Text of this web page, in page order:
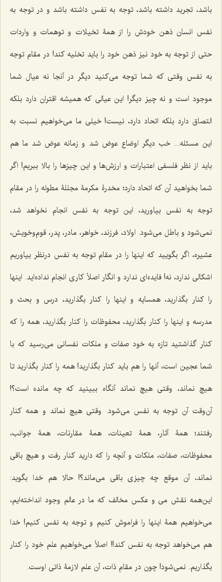
باشد، تجرید داشته باشد، توجه به نفس داشته باشد و در توجه به
نفس انسان ذهن خودش را از همۀ تخیلات و توهمات و واردات
حتی از توجه به خود نیز ذهن خود را باید تخلیه کند! در مقام توجه
به نفس وقتی که شما توجه می‌کنید دیگر در آنجا نه عیال شما
موجود است و نه چیز دیگر! این عیالی که همیشه اقتران دارد بلکه
التصاق دارد بلکه اتحاد دارد، نیست! خیلی ما می‌خواهیم نسبت به
این مسئله... خب دیگر اوضاع عوض شد و زمانه عوض شد ما هم
باید از نظر فلسفی اعتبارات و ارزش‌ها و این چیزها را بالا ببریم! اگر
شما بخواهید آن که اتحاد دارد؛ مخدرۀ مکرمۀ مجللۀ مطوله را در مقام
توجه به نفس بیاورید، این توجه به نفس انجام نخواهد شد،
نمی‌شود و باطل می‌شود. اولاد، فرزند، خواهر، مادر، پدر، قوم‌وخویش،
عشیره، اگر بگویید که اینها را در مقام توجه به نفس درنظر بیاوریم
اشکالی ندارد، نه! فایده‌ای ندارد و انگار اصلاً کاری انجام نداده‌اید. اینها
را کنار بگذارید، همسایه و اینها را کنار بگذارید، درس و بحث و
مدرسه و اینها را کنار بگذارید، محفوظات را کنار بگذارید، همه را که
کنار گذاشتید تازه به خود صفات و ملکات نفسانی می‌رسید که با
شما عجین است، آنها را هم باید کنار بگذارید! همه را کنار بگذارید تا
هیچ نماند، وقتی هیچ نماند آنگاه ببینید که چه مانده است؟!
آن‌وقت آن توجه به نفس می‌شود. وقتی هیچ نماند و همه کنار
رفتند؛ همۀ آثار، همۀ تعینات، همۀ مقارنات، همۀ جوانب،
محفوظات، صفات، ملکات و آنچه را که دارید کنار رفت و هیچ باقی
نماند، آن موقع چه چیزی باقی می‌ماند؟! حالا هم خدا بگوید:
این‌همه نقش می و عکس مخالف که ما در عالم وجود انداخته‌ایم،
می‌خواهیم همۀ اینها را فراموش کنیم و توجه به نفس کنیم! خدا
هم می‌خواهد توجه به نفس کند!! اصلاً می‌‌خواهیم علم خود را کنار
بگذاریم. نمی‌شود! چون در مقام ذات، آن علم لازمۀ ذاتی اوست.